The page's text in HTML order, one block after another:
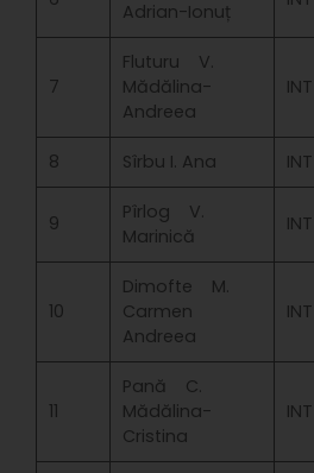
Adrian-Ionuț
7
Fluturu V.
Mădălina-
Andreea
INT
8 Sîrbu I. Ana INT
9
Pîrlog V.
Marinică
INT
10
Dimofte M.
Carmen
Andreea
INT
11
Pană C.
Mădălina-
Cristina
INT